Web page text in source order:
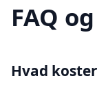
FAQ
Hvad